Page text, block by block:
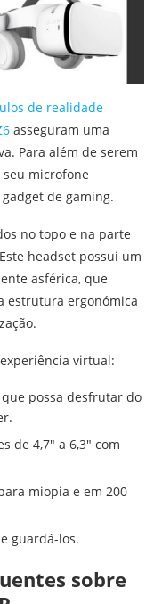
de realidade
asseguram uma
Para além de serem
microfone
de gaming.
no topo e na parte
headset possui um
asférica, que
estrutura ergonómica
virtual:
possa desfrutar do
de 4,7″ a 6,3″ com
miopia e em 200
guardá-los.
sobre